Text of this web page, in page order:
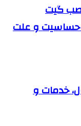
گیت
حساسیت و علت
خدمات و